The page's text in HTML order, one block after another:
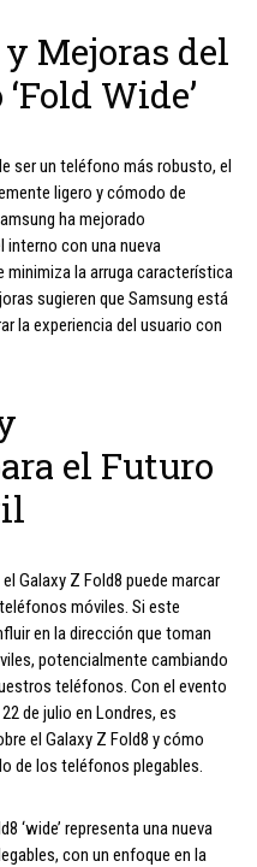
Mejoras del
Wide’
ser un teléfono más robusto, el
ligero y cómodo de
ha mejorado
interno con una nueva
minimiza la arruga característica
sugieren que Samsung está
la experiencia del usuario con
el Futuro
Galaxy Z Fold8 puede marcar
móviles. Si este
en la dirección que toman
potencialmente cambiando
teléfonos. Con el evento
de julio en Londres, es
el Galaxy Z Fold8 y cómo
de los teléfonos plegables.
‘wide’ representa una nueva
con un enfoque en la